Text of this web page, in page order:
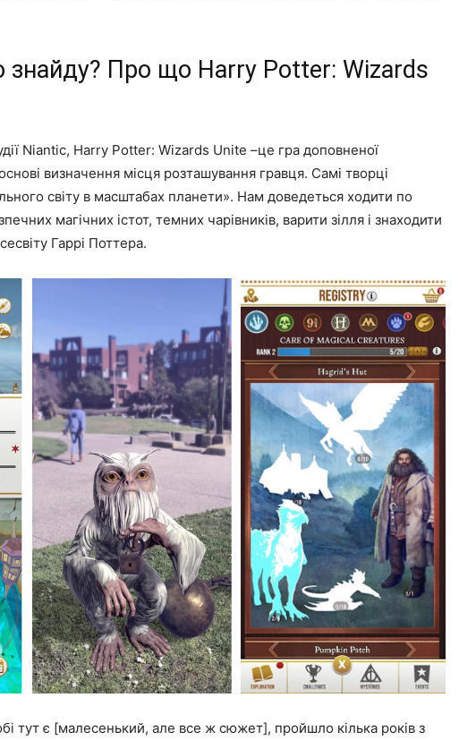
знайду? Про що Harry Potter: Wizards
Niantic, Harry Potter: Wizards Unite –це гра доповненої
визначення місця розташування гравця. Самі творці
світу в масштабах планети». Нам доведеться ходити по
магічних істот, темних чарівників, варити зілля і знаходити
Гаррі Поттера.
тут є [малесенький, але все ж сюжет], пройшло кілька років з